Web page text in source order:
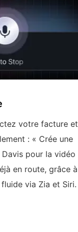
votre facture et
: « Crée une
pour la vidéo
en route, grâce à
via Zia et Siri.